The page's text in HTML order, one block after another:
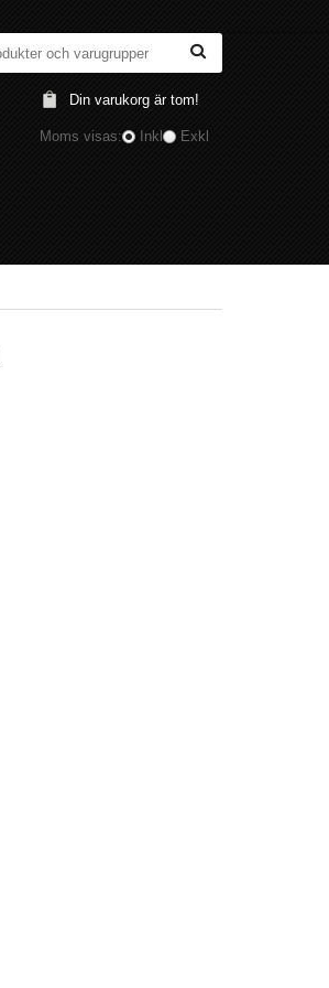
Din varukorg är tom!
Moms visas: Inkl Exkl